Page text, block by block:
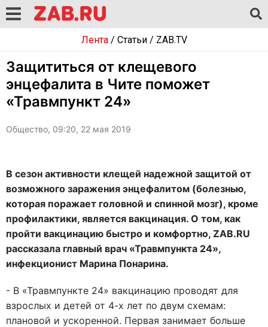
Лента/ Статьи/ ZAB.TV
Защититься от клещевого
энцефалита в Чите поможет
«Травмпункт 24»
Общество, 09:20, 22 мая 2019
В сезон активности клещей надежной защитой от
возможного заражения энцефалитом (болезнью,
которая поражает головной и спинной мозг), кроме
профилактики, является вакцинация. О том, как
пройти вакцинацию быстро и комфортно, ZAB.RU
рассказала главный врач «Травмпункта 24»,
инфекционист Марина Понарина.
- В «Травмпункте 24» вакцинацию проводят для
взрослых и детей от 4-х лет по двум схемам:
плановой и ускоренной. Первая занимает больше